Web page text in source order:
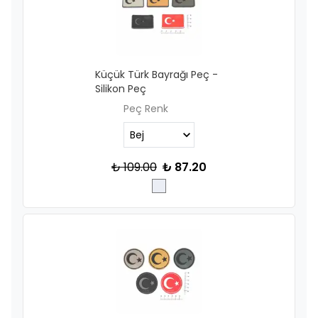
Küçük Türk Bayrağı Peç -
Silikon Peç
Peç Renk
₺ 109.00 ₺ 87.20